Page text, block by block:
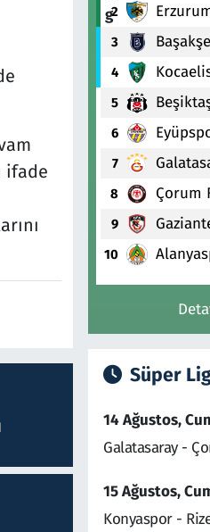
ifade
2
3
4
5
6
7
8 Çorum
9
10
Süper
14 Ağustos,
Galatasaray -
15 Ağustos,
Konyaspor -